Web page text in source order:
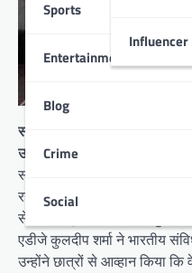
Sports
Entertainment
Blog
Crime
Social
Influencer
संविधान दिवस पर बताया महत्व
उदयपुर।साईं तिरूपति
साथ मनाया गया। कार्यक्रम का
रहे। संघ चेयरपर्सन आशीष
से लोकतंत्र व संविधान से जुड़े
एडीजे कुलदीप शर्मा ने भारतीय
उन्होंने छात्रों से आव्हान किया